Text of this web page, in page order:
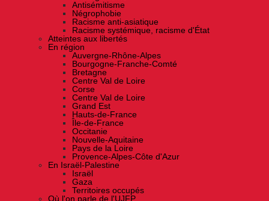
Antisémitisme
Négrophobie
Racisme anti-asiatique
Racisme systémique, racisme d'État
Atteintes aux libertés
En région
Auvergne-Rhône-Alpes
Bourgogne-Franche-Comté
Bretagne
Centre Val de Loire
Corse
Centre Val de Loire
Grand Est
Hauts-de-France
Île-de-France
Occitanie
Nouvelle-Aquitaine
Pays de la Loire
Provence-Alpes-Côte d'Azur
En Israël-Palestine
Israël
Gaza
Territoires occupés
Où l'on parle de l'UJFP